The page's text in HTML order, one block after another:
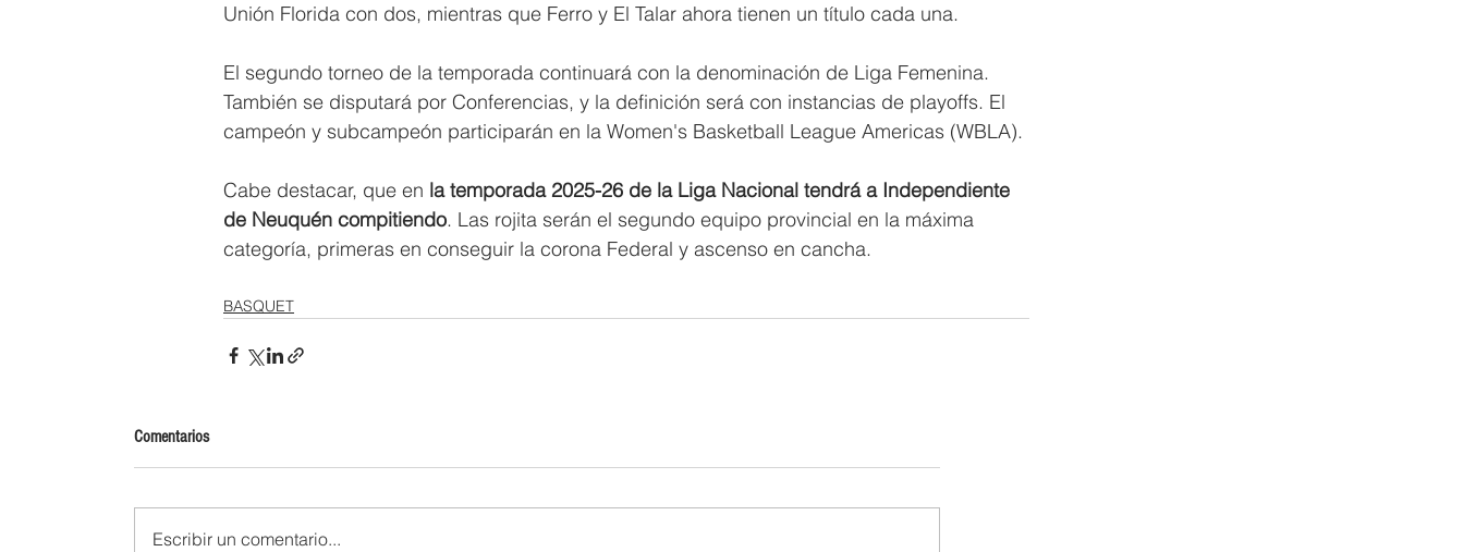
Unión Florida con dos, mientras que Ferro y El Talar ahora tienen un título cada una.
El segundo torneo de la temporada continuará con la denominación de Liga Femenina.
También se disputará por Conferencias, y la definición será con instancias de playoffs. El
campeón y subcampeón participarán en la Women's Basketball League Americas (WBLA).
Cabe destacar, que en la temporada 2025-26 de la Liga Nacional tendrá a Independiente
de Neuquén compitiendo. Las rojita serán el segundo equipo provincial en la máxima
categoría, primeras en conseguir la corona Federal y ascenso en cancha.
BASQUET
Comentarios
Escribir un comentario...